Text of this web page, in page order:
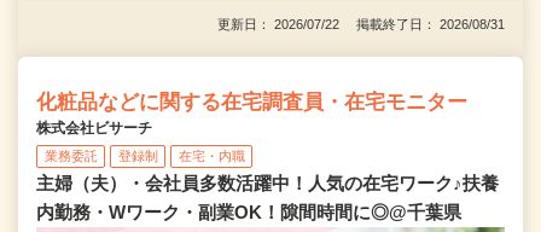
更新日： 2026/07/22 掲載終了日： 2026/08/31
化粧品などに関する在宅調査員・在宅モニター
株式会社ビサーチ
業務委託 登録制 在宅・内職
主婦（夫）・会社員多数活躍中！人気の在宅ワーク♪扶養
内勤務・Wワーク・副業OK！隙間時間に◎@千葉県